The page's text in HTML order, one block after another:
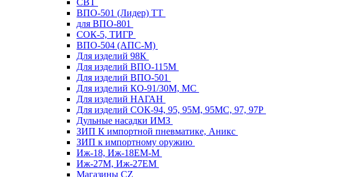
СВТ
ВПО-501 (Лидер) ТТ
для ВПО-801
СОК-5, ТИГР
ВПО-504 (АПС-М)
Для изделий 98К
Для изделий ВПО-115М
Для изделий ВПО-501
Для изделий КО-91/30М, МС
Для изделий НАГАН
Для изделий СОК-94, 95, 95М, 95МС, 97, 97Р
Дульные насадки ИМЗ
ЗИП К импортной пневматике, Аникс
ЗИП к импортному оружию
Иж-18, Иж-18ЕМ-М
Иж-27М, Иж-27ЕМ
Магазины CZ